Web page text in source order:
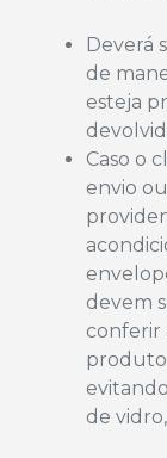
Deverá
de
esteja
Caso o
envio
devem
conferir
de